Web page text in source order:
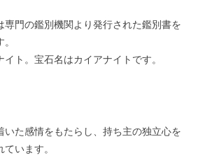
専門の鑑別機関より発行された鑑別書を
ト。宝石名はカイアナイトです。
いた感情をもたらし、持ち主の独立心を
います。